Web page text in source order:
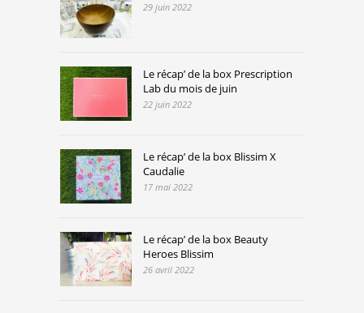
29 juin 2022
Le récap’ de la box Prescription
Lab du mois de juin
22 juin 2022
Le récap’ de la box Blissim X
Caudalie
17 mai 2022
Le récap’ de la box Beauty
Heroes Blissim
26 avril 2022